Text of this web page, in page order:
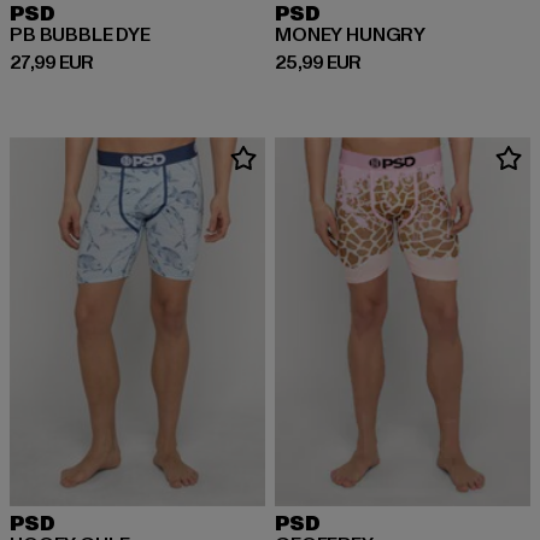
PSD
PB BUBBLE DYE
27,99 EUR
Derzeitiger Preis: 27,99 EUR
PSD
MONEY HUNGRY
25,99 EUR
Derzeitiger Preis: 25,99 EUR
PSD PSD